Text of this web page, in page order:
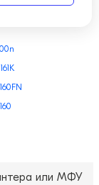
или МФУ